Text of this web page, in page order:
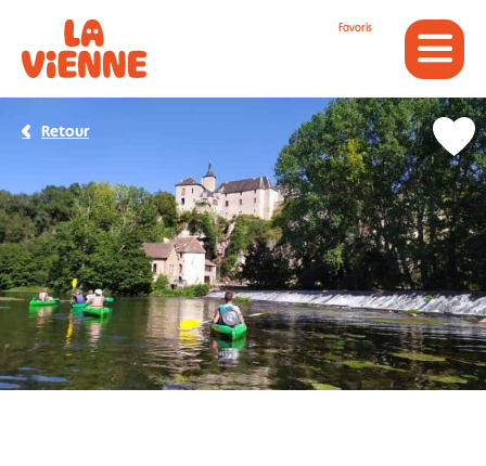
Favoris
Retour